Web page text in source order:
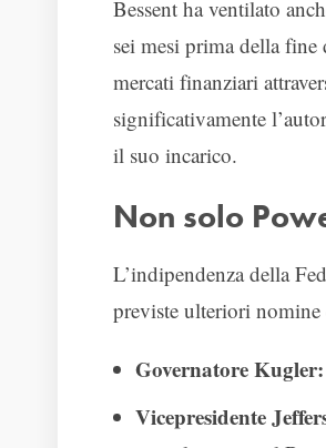
Bessent ha ventilato
sei mesi prima della
mercati finanziari
significativamente
il suo incarico.
Non solo
L’indipendenza della
previste ulteriori
Governatore Kugler:
Vicepresidente